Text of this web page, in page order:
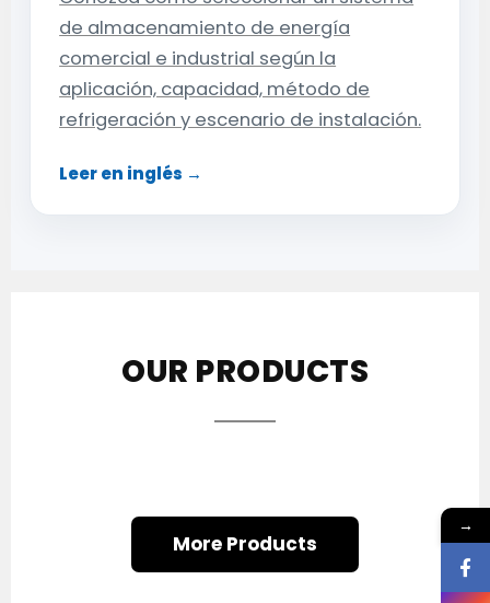
de almacenamiento de energía
comercial e industrial según la
aplicación, capacidad, método de
refrigeración y escenario de instalación.
Leer en inglés →
OUR PRODUCTS
More Products
→